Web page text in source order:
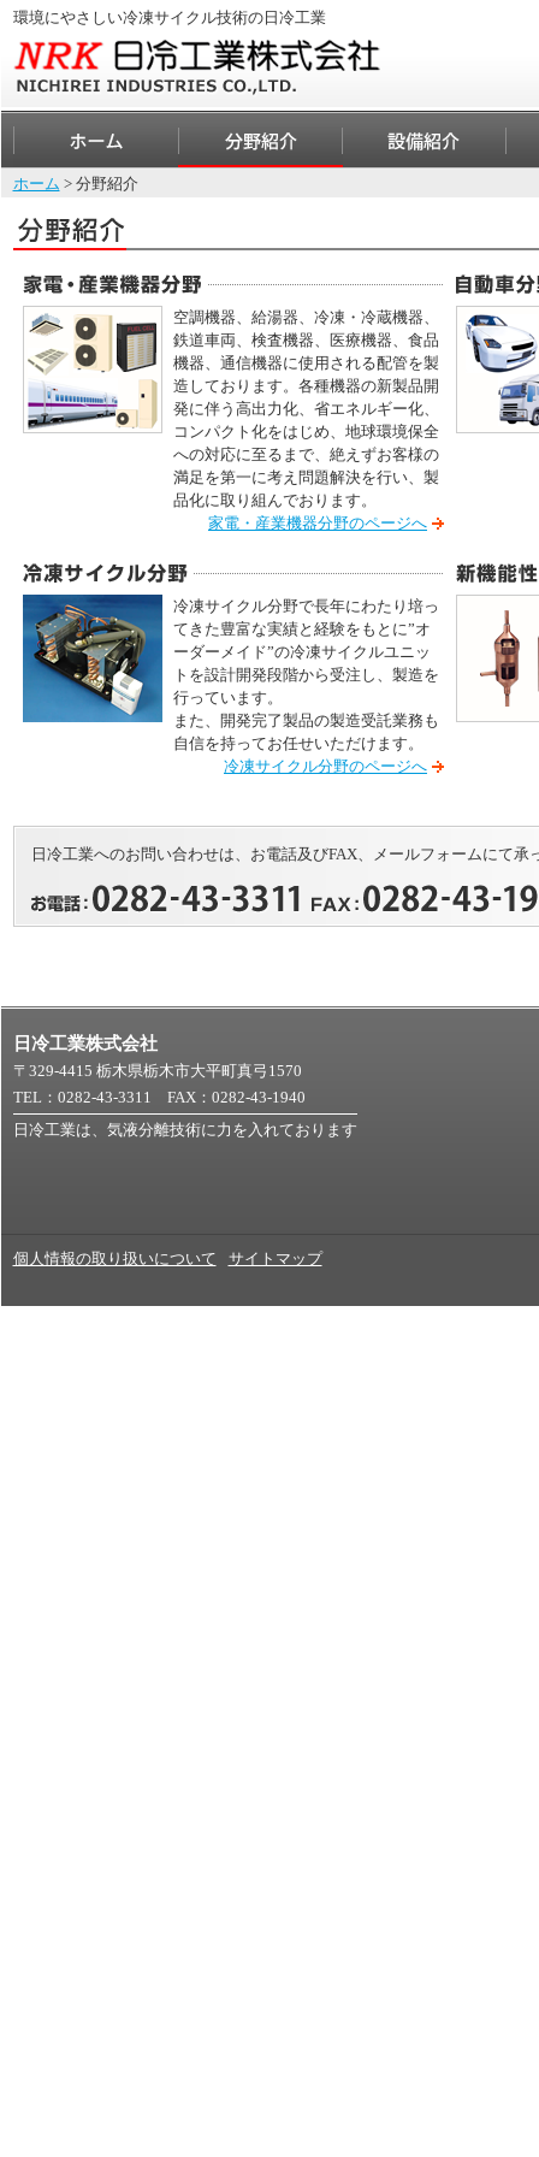
環境にやさしい冷凍サイクル技術の日冷工業
ホーム > 分野紹介
空調機器、給湯器、冷凍・冷蔵機器、
鉄道車両、検査機器、医療機器、食品
機器、通信機器に使用される配管を製
造しております。各種機器の新製品開
発に伴う高出力化、省エネルギー化、
コンパクト化をはじめ、地球環境保全
への対応に至るまで、絶えずお客様の
満足を第一に考え問題解決を行い、製
品化に取り組んでおります。
家電・産業機器分野のページへ
冷凍サイクル分野で長年にわたり培っ
てきた豊富な実績と経験をもとに”オ
ーダーメイド”の冷凍サイクルユニッ
トを設計開発段階から受注し、製造を
行っています。
また、開発完了製品の製造受託業務も
自信を持ってお任せいただけます。
冷凍サイクル分野のページへ
日冷工業へのお問い合わせは、お電話及びFAX、メールフォームにて承
日冷工業株式会社
〒329-4415 栃木県栃木市大平町真弓1570
TEL：0282-43-3311 FAX：0282-43-1940
日冷工業は、気液分離技術に力を入れております
個人情報の取り扱いについて サイトマップ